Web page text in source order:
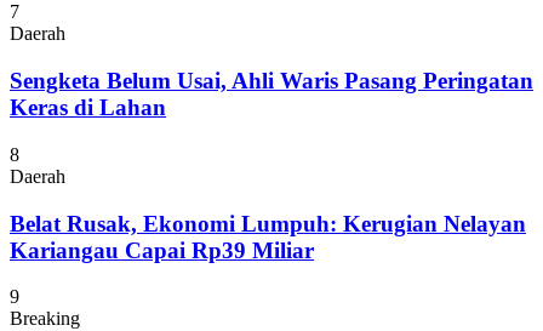
7
Daerah
Sengketa Belum Usai, Ahli Waris Pasang Peringatan
Keras di Lahan
8
Daerah
Belat Rusak, Ekonomi Lumpuh: Kerugian Nelayan
Kariangau Capai Rp39 Miliar
9
Breaking